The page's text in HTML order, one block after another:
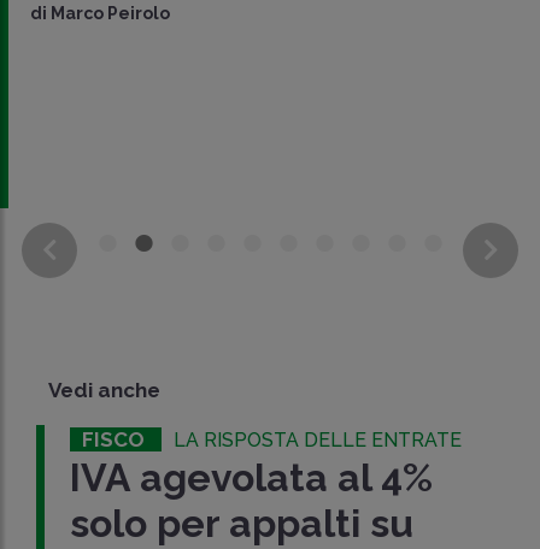
di Marco Peirolo
Vedi anche
FISCO LA RISPOSTA DELLE ENTRATE
IVA agevolata al 4%
solo per appalti su